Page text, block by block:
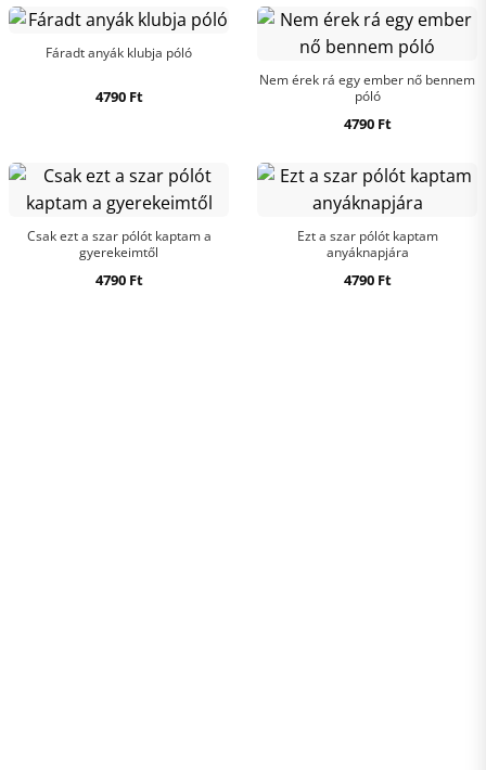
Fáradt anyák klubja póló
4790 Ft
Nem érek rá egy ember nő bennem
póló
4790 Ft
Csak ezt a szar pólót kaptam a
gyerekeimtől
4790 Ft
Ezt a szar pólót kaptam
anyáknapjára
4790 Ft